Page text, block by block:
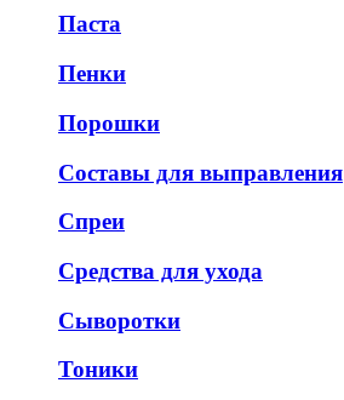
Паста
Пенки
Порошки
Составы для выправления
Спреи
Средства для ухода
Сыворотки
Тоники